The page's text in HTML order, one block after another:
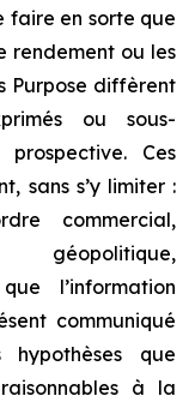
faire en sorte que
rendement ou les
Purpose diffèrent
ou sous-
Ces
sans s’y limiter :
commercial,
géopolitique,
l’information
communiqué
que
à la